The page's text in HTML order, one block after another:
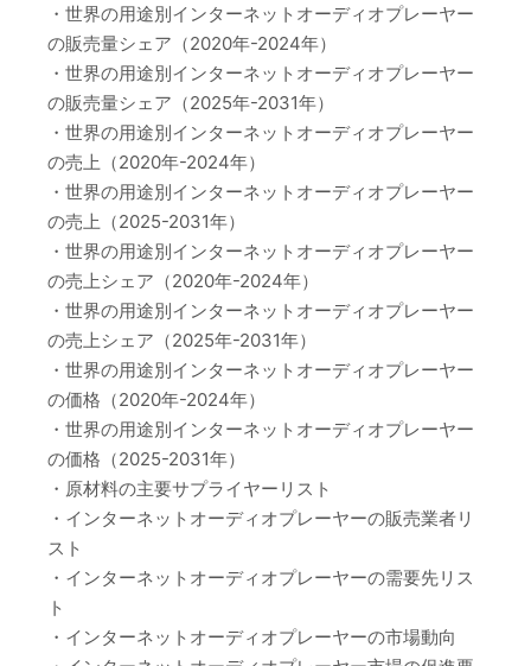
・世界の用途別インターネットオーディオプレーヤー
の販売量シェア（2020年-2024年）
・世界の用途別インターネットオーディオプレーヤー
の販売量シェア（2025年-2031年）
・世界の用途別インターネットオーディオプレーヤー
の売上（2020年-2024年）
・世界の用途別インターネットオーディオプレーヤー
の売上（2025-2031年）
・世界の用途別インターネットオーディオプレーヤー
の売上シェア（2020年-2024年）
・世界の用途別インターネットオーディオプレーヤー
の売上シェア（2025年-2031年）
・世界の用途別インターネットオーディオプレーヤー
の価格（2020年-2024年）
・世界の用途別インターネットオーディオプレーヤー
の価格（2025-2031年）
・原材料の主要サプライヤーリスト
・インターネットオーディオプレーヤーの販売業者リ
スト
・インターネットオーディオプレーヤーの需要先リス
ト
・インターネットオーディオプレーヤーの市場動向